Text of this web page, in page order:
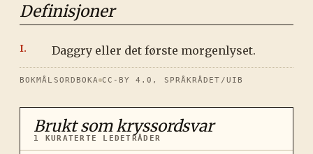
Definisjoner
Daggry eller det første morgenlyset.
BOKMÅLSORDBOKA CC-BY 4.0, SPRÅKRÅDET/UIB
Brukt som kryssordsvar
1 KURATERTE LEDETRÅDER